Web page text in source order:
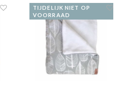
TIJDELIJK NIET OP
VOORRAAD